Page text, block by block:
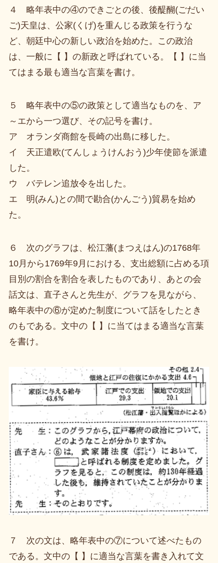
４ 略年表中の④のできごとの後、後醍醐(ごだい
ご)天皇は、公家(くげ)を重んじる政策を行うな
ど、朝廷中心の新しい政治を始めた。この政治
は、一般に【 】の新政と呼ばれている。【 】に当
てはまる最も適当な言葉を書け。
５ 略年表中の⑤の政策として適当なものを、ア
～エから一つ選び、その記号を書け。
ア オランダ商館を長崎の出島に移した。
イ 天正遣欧(てんしょうけんおう)少年使節を派遣
した。
ウ バテレン追放令を出した。
エ 明(みん)との間で勘合(かんごう)貿易を始め
た。
６ 次のグラフは、松江藩(まつえはん)の1768年
10月から1769年9月における、支出総額に占める項
目別の割合を割合を表したものであり、あとの会
話文は、直子さんと先生が、グラフを見ながら、
略年表中の⑥が定めた制度について話をしたとき
のもである。文中の【 】に当てはまる適当な言葉
を書け。
７ 次の文は、略年表中の⑦について述べたもの
である。文中の【 】に適当な言葉を書き入れて文